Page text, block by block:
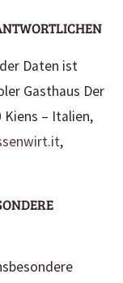
Daten ist
Gasthaus Der
Kiens – Italien,
,